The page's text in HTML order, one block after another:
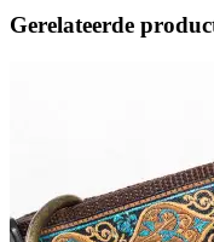
Gerelateerde